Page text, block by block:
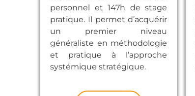
personnel et 147h de stage
pratique. Il permet d’acquérir
un premier niveau
généraliste en méthodologie
et pratique à l’approche
systémique stratégique.